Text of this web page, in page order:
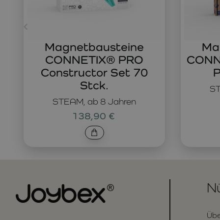
STEAM, ab 8 Jahren
Magnetbausteine
CONNETIX® PRO
Constructor Set 70
Stck.
138,90 €